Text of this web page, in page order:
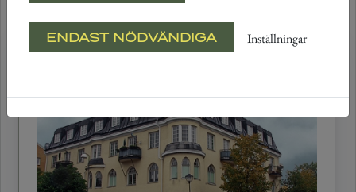
ENDAST NÖDVÄNDIGA Inställningar